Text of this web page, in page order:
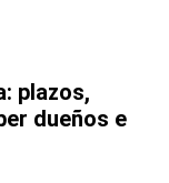
plazos,
dueños e